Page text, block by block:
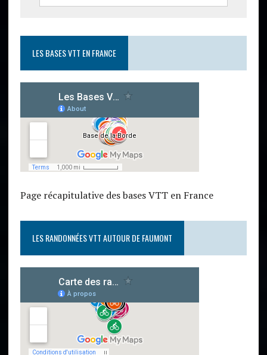
LES BASES VTT EN FRANCE
Page récapitulative des bases VTT en France
LES RANDONNÉES VTT AUTOUR DE FAUMONT